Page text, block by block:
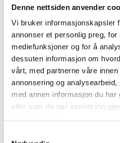
Denne nettsiden anvender
Vi bruker informasjonskapsler
annonser et personlig preg,
mediefunksjoner og for å
dessuten informasjon om
vårt, med partnerne våre
annonsering og
med annen informasjon du har
eller som de har samlet inn
Etglassrekkverk uteer
å ramme inn uteplassen din
nesten usynlig måte. Det
og åpenhet, samtidig som
beskyttelse mot vind og fall.
terrasse med fantastisk
balkong, vil et